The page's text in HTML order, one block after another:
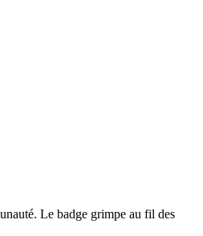
Le badge grimpe au fil des